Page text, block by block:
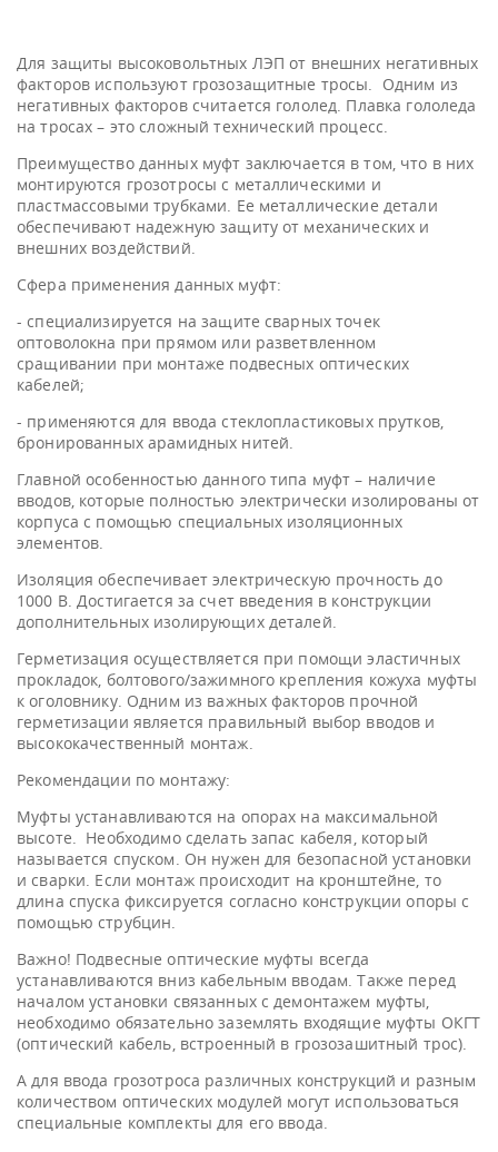
Для защиты высоковольтных ЛЭП от внешних негативных
факторов используют грозозащитные тросы. Одним из
негативных факторов считается гололед. Плавка гололеда
на тросах – это сложный технический процесс.
Преимущество данных муфт заключается в том, что в них
монтируются грозотросы с металлическими и
пластмассовыми трубками. Ее металлические детали
обеспечивают надежную защиту от механических и
внешних воздействий.
Сфера применения данных муфт:
- специализируется на защите сварных точек
оптоволокна при прямом или разветвленном
сращивании при монтаже подвесных оптических
кабелей;
- применяются для ввода стеклопластиковых прутков,
бронированных арамидных нитей.
Главной особенностью данного типа муфт – наличие
вводов, которые полностью электрически изолированы от
корпуса с помощью специальных изоляционных
элементов.
Изоляция обеспечивает электрическую прочность до
1000 В. Достигается за счет введения в конструкции
дополнительных изолирующих деталей.
Герметизация осуществляется при помощи эластичных
прокладок, болтового/зажимного крепления кожуха муфты
к оголовнику. Одним из важных факторов прочной
герметизации является правильный выбор вводов и
высококачественный монтаж.
Рекомендации по монтажу:
Муфты устанавливаются на опорах на максимальной
высоте. Необходимо сделать запас кабеля, который
называется спуском. Он нужен для безопасной установки
и сварки. Если монтаж происходит на кронштейне, то
длина спуска фиксируется согласно конструкции опоры с
помощью струбцин.
Важно! Подвесные оптические муфты всегда
устанавливаются вниз кабельным вводам. Также перед
началом установки связанных с демонтажем муфты,
необходимо обязательно заземлять входящие муфты ОКГТ
(оптический кабель, встроенный в грозозашитный трос).
А для ввода грозотроса различных конструкций и разным
количеством оптических модулей могут использоваться
специальные комплекты для его ввода.